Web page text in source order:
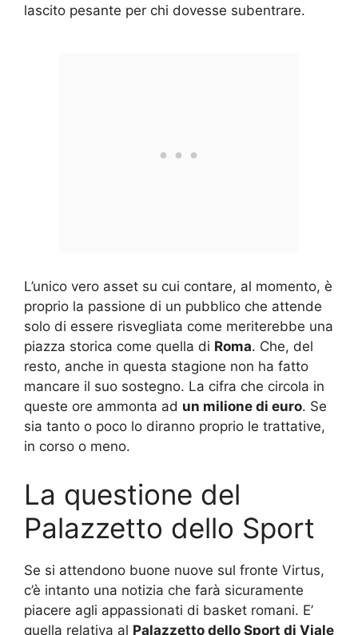
lascito pesante per chi dovesse subentrare.
L’unico vero asset su cui contare, al momento, è
proprio la passione di un pubblico che attende
solo di essere risvegliata come meriterebbe una
piazza storica come quella di Roma. Che, del
resto, anche in questa stagione non ha fatto
mancare il suo sostegno. La cifra che circola in
queste ore ammonta ad un milione di euro. Se
sia tanto o poco lo diranno proprio le trattative,
in corso o meno.
La questione del
Palazzetto dello Sport
Se si attendono buone nuove sul fronte Virtus,
c’è intanto una notizia che farà sicuramente
piacere agli appassionati di basket romani. E’
quella relativa al Palazzetto dello Sport di Viale